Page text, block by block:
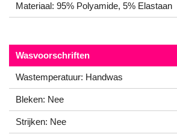
Materiaal: 95% Polyamide, 5% Elastaan
Wasvoorschriften
Wastemperatuur: Handwas
Bleken: Nee
Strijken: Nee